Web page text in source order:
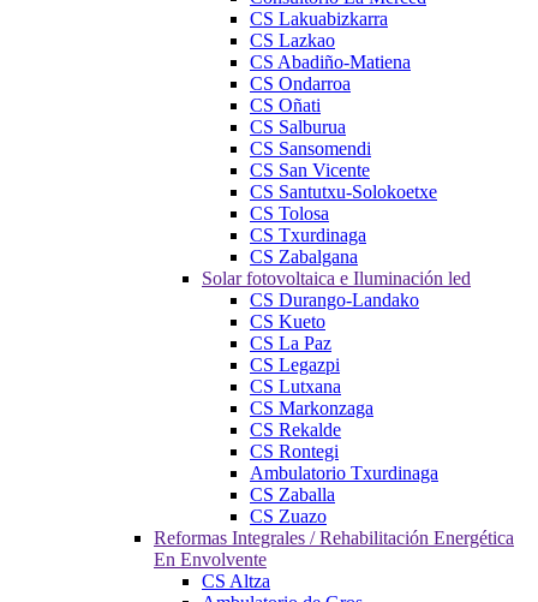
CS Lakuabizkarra
CS Lazkao
CS Abadiño-Matiena
CS Ondarroa
CS Oñati
CS Salburua
CS Sansomendi
CS San Vicente
CS Santutxu-Solokoetxe
CS Tolosa
CS Txurdinaga
CS Zabalgana
Solar fotovoltaica e Iluminación led
CS Durango-Landako
CS Kueto
CS La Paz
CS Legazpi
CS Lutxana
CS Markonzaga
CS Rekalde
CS Rontegi
Ambulatorio Txurdinaga
CS Zaballa
CS Zuazo
Reformas Integrales / Rehabilitación Energética
En Envolvente
CS Altza